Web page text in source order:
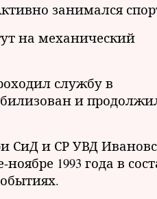
занимался
на механический
службу в
и
СиД и СР УВД
1993 года в